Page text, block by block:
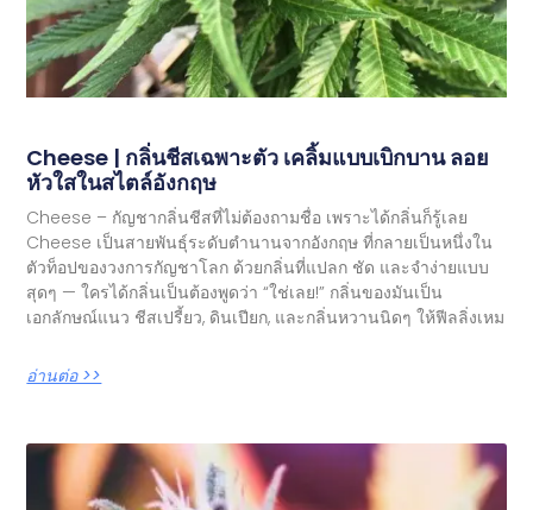
Cheese | กลิ่นชีสเฉพาะตัว เคลิ้มแบบเบิกบาน ลอย
หัวใสในสไตล์อังกฤษ
Cheese – กัญชากลิ่นชีสที่ไม่ต้องถามชื่อ เพราะได้กลิ่นก็รู้เลย
Cheese เป็นสายพันธุ์ระดับตำนานจากอังกฤษ ที่กลายเป็นหนึ่งใน
ตัวท็อปของวงการกัญชาโลก ด้วยกลิ่นที่แปลก ชัด และจำง่ายแบบ
สุดๆ — ใครได้กลิ่นเป็นต้องพูดว่า “ใช่เลย!” กลิ่นของมันเป็น
เอกลักษณ์แนว ชีสเปรี้ยว, ดินเปียก, และกลิ่นหวานนิดๆ ให้ฟีลลิ่งเหม
อ่านต่อ >>